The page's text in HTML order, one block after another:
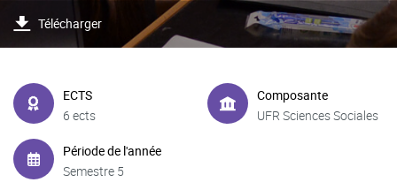
Télécharger
ECTS
6 ects
Composante
UFR Sciences Sociales
Période de l'année
Semestre 5